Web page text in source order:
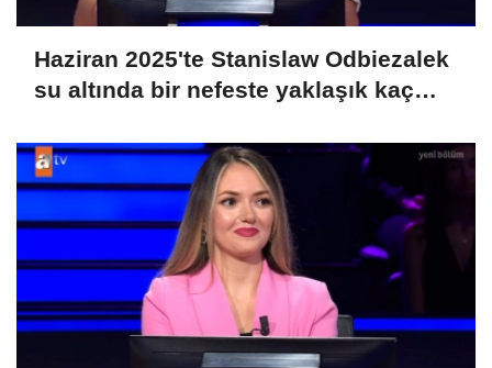
Haziran 2025'te Stanislaw Odbiezalek
su altında bir nefeste yaklaşık kaç
Guniess Dünya Rekorlarına girmiştir?